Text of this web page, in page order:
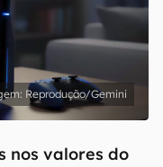
Reprodução/Gemini
nos valores do